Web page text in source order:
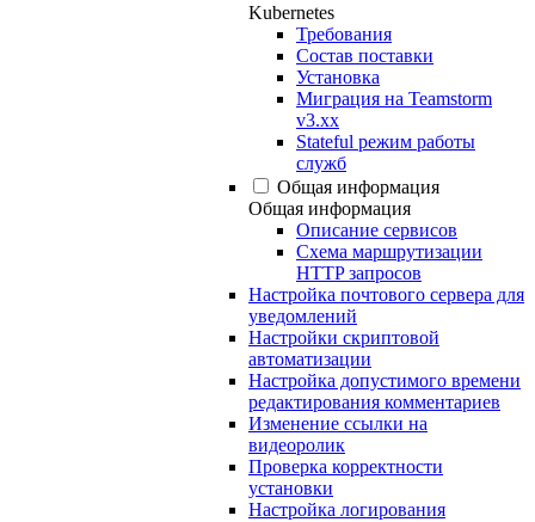
Kubernetes
Требования
Состав поставки
Установка
Миграция на Teamstorm
v3.xx
Stateful режим работы
служб
Общая информация
Общая информация
Описание сервисов
Схема маршрутизации
HTTP запросов
Настройка почтового сервера для
уведомлений
Настройки скриптовой
автоматизации
Настройка допустимого времени
редактирования комментариев
Изменение ссылки на
видеоролик
Проверка корректности
установки
Настройка логирования